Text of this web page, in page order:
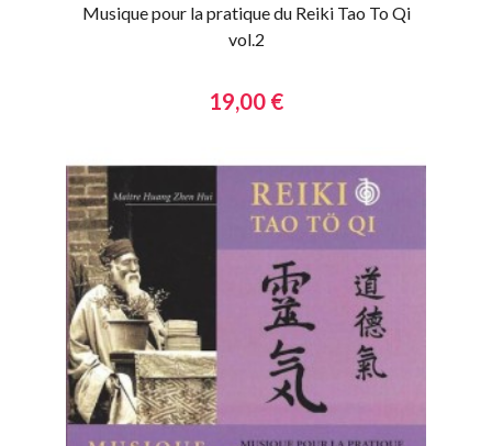
Musique pour la pratique du Reiki Tao To Qi
vol.2
19,00 €